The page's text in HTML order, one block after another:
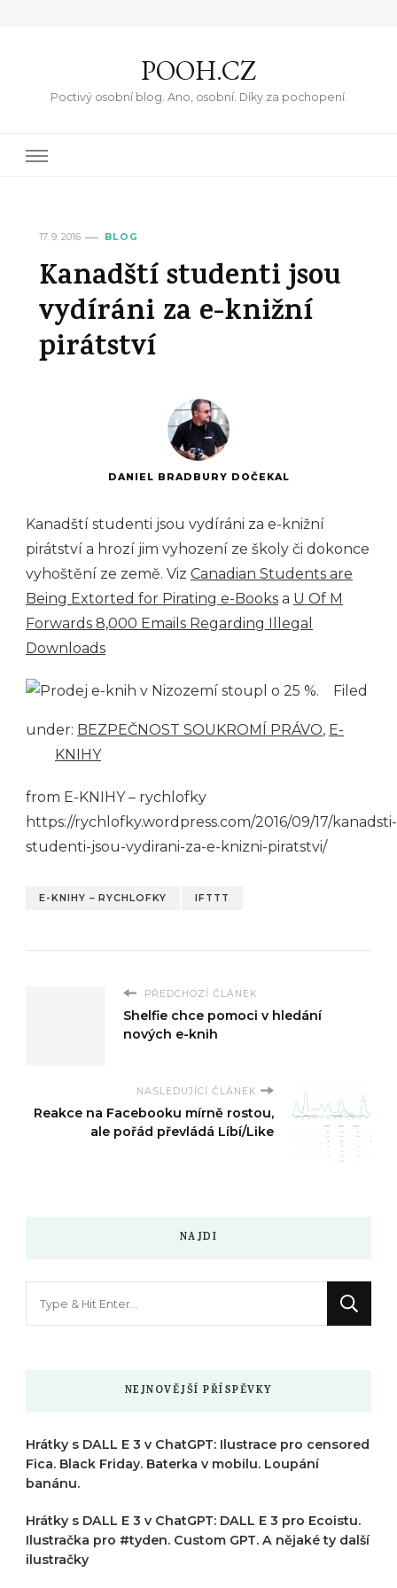
POOH.CZ
Poctivý osobní blog. Ano, osobní. Díky za pochopení.
17. 9. 2016 BLOG
Kanadští studenti jsou
vydíráni za e-knižní
pirátství
DANIEL BRADBURY DOČEKAL
Kanadští studenti jsou vydíráni za e-knižní
pirátství a hrozí jim vyhození ze školy či dokonce
vyhoštění ze země. Viz Canadian Students are
Being Extorted for Pirating e-Books a U Of M
Forwards 8,000 Emails Regarding Illegal
Downloads
Filed
under: BEZPEČNOST SOUKROMÍ PRÁVO, E-
KNIHY
from E-KNIHY – rychlofky
https://rychlofky.wordpress.com/2016/09/17/kanadsti-
studenti-jsou-vydirani-za-e-knizni-piratstvi/
E-KNIHY – RYCHLOFKY IFTTT
PŘEDCHOZÍ ČLÁNEK
Shelfie chce pomoci v hledání
nových e-knih
NASLEDUJÍCÍ ČLÁNEK
Reakce na Facebooku mírně rostou,
ale pořád převládá Líbí/Like
NAJDI
NEJNOVĚJŠÍ PŘÍSPĚVKY
Hrátky s DALL E 3 v ChatGPT: Ilustrace pro censored
Fica. Black Friday. Baterka v mobilu. Loupání
banánu.
Hrátky s DALL E 3 v ChatGPT: DALL E 3 pro Ecoistu.
Ilustračka pro #tyden. Custom GPT. A nějaké ty další
ilustračky